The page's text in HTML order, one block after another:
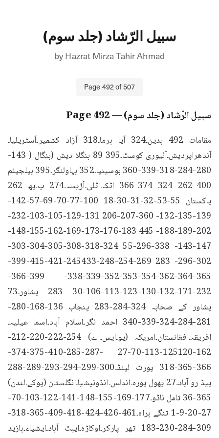
سبیل الرّشاد (جلد سوم)
byHazrat Mirza Tahir Ahmad
Page492of507
سبیل الرّشاد (جلد سوم)— Page
492
مقامات 492 بدین۔324 آیا برما۔318 آزاد کشمیر۔آسٹریلیا۔
آندھراپردیش۔آئیوری کوسٹ۔395 89 بنگلا دیش (بنگال ( 143-
پاکستان 55-53-32-31-30-18 100-77-70-69-57-142-
139-135-132- 360-207-206 131-129-105-103-232-
202-189-188- 445 183-176-173-169-162-155-148-
147-143- 338-296-55 324-318-308-305-304-303-
365-364-362-354-353-352-339-338- 399-366-
پشاور کے صحابہ 324-284-283 پنجاب 136-168-280-
281-284-324-339-340 احمد نگر۔اسلام آباد۔اسما عیلیہ۔
افریقہ۔افغانستان۔امریکہ (یو۔ایس۔اے) 254-222-220-212-
162-125120-113-70-27 -287-285-410-375-374-
365-36 تامل ناڈو۔177-169-155-148-141-122-103-70-
27-20-9-1 تنگے براہ۔461-426-424-418-409-365-318-